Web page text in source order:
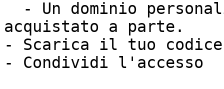
acquistato a parte.
- Scarica il tuo codice
- Condividi l'accesso